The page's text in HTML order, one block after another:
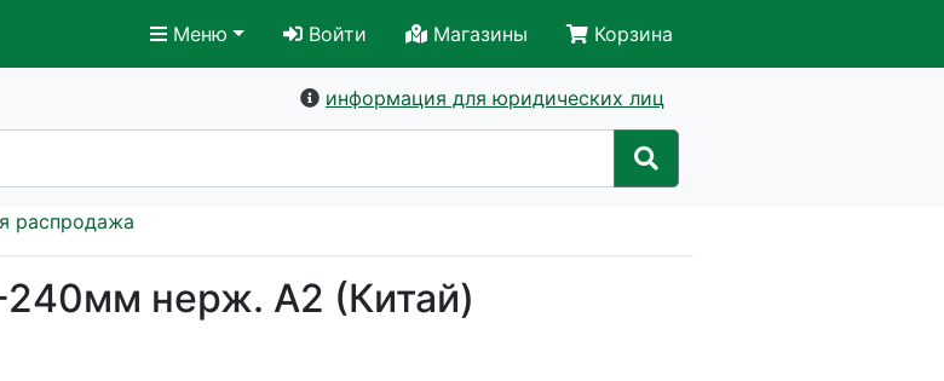
Меню Войти Магазины Корзина
информация для юридических лиц
распродажа
нерж. A2 (Китай)